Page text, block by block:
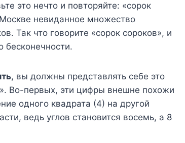
это нечто и повторяйте: «сорок
невиданное множество
Так что говорите «сорок сороков», и
, вы должны представлять себе это
Во-первых, эти цифры внешне похожи
одного квадрата (4) на другой
ведь углов становится восемь, а 8